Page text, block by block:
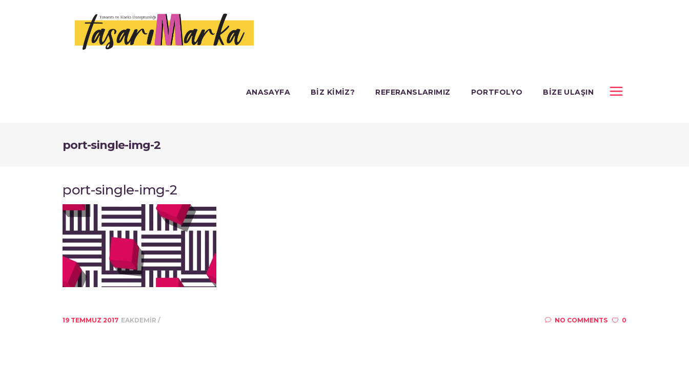
ANASAYFA BIZ KIMIZ? REFERANSLARIMIZ PORTFOLYO BIZE ULAŞIN
port-single-img-2
port-single-img-2
19 TEMMUZ 2017 EAKDEMIR NO COMMENTS 0